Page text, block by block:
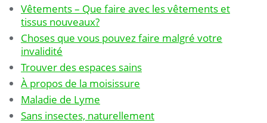
Vêtements – Que faire avec les vêtements et
tissus nouveaux?
Choses que vous pouvez faire malgré votre
invalidité
Trouver des espaces sains
À propos de la moisissure
Maladie de Lyme
Sans insectes, naturellement